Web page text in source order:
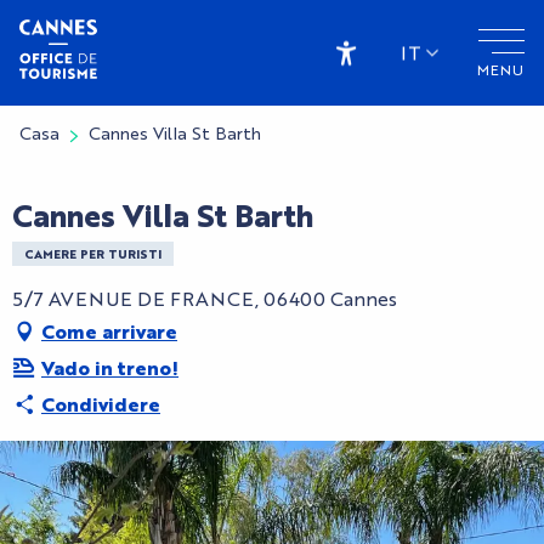
Aller
contenu
principal
MENU
Accessibilité
IT
Casa Cannes Villa St Barth
Cannes Villa St Barth
CAMERE PER TURISTI
5/7 AVENUE DE FRANCE, 06400 Cannes
Come arrivare
Vado in treno!
Condividere